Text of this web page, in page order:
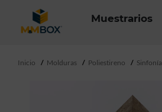
Muestrarios
Inicio Molduras Poliestireno Sinfonía